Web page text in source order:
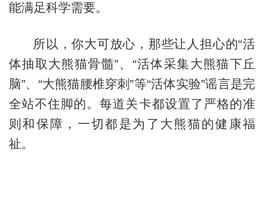
能满足科学需要。
所以，你大可放心，那些让人担心的“活
体抽取大熊猫骨髓”、“活体采集大熊猫下丘
脑”、“大熊猫腰椎穿刺”等“活体实验”谣言是完
全站不住脚的。每道关卡都设置了严格的准
则和保障，一切都是为了大熊猫的健康福
祉。